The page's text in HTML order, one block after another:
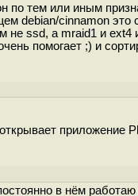
по тем или иным
debian/cinnamon это
не ssd, а mraid1 и
помогает ;) и
приложение
в нём работаю